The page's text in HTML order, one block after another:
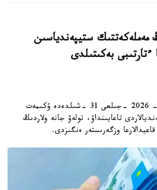
مەملەكەتتىك ستيپەندياسىن
بەكىتىلدى
استانا. قازاقپارات - 2026 -جىلعى 31 -شىلدەدە ۇكىمەت
تاعايىنداۋ، تولەۋ جانە ولاردىڭ
وزگەرىستەر ەنگىزدى.